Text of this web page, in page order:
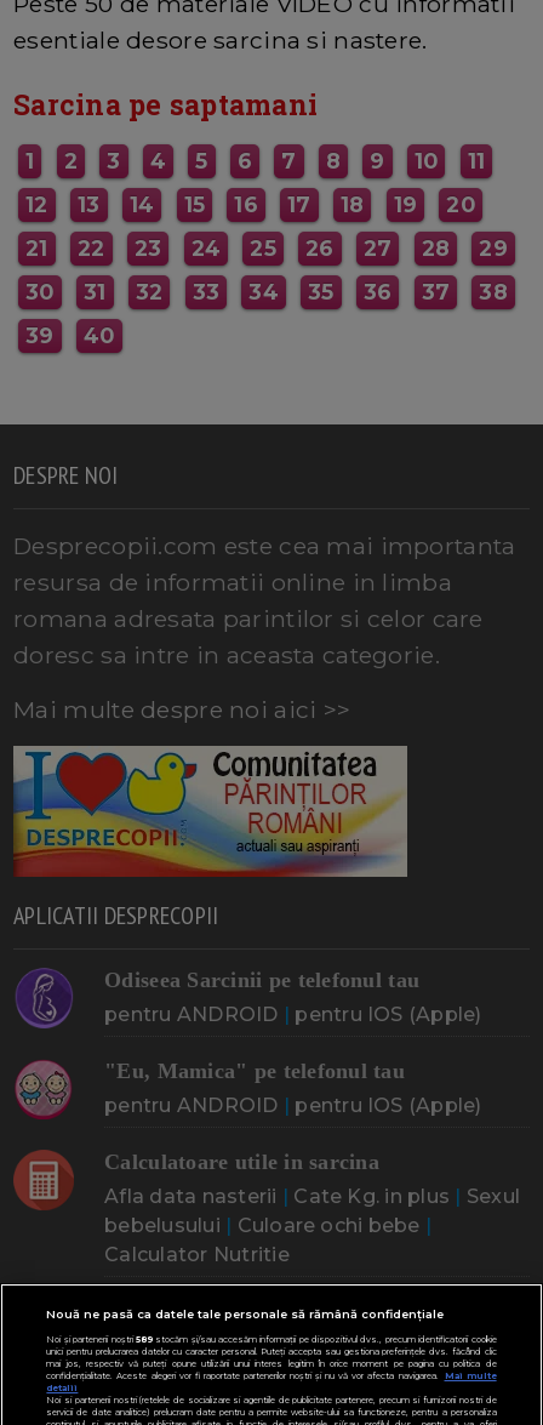
esentiale desore sarcina si nastere.
Sarcina pe saptamani
1 2 3 4 5 6 7 8 9 10
11
12
13 14 15 16 17 18 19
20
21
22 23 24 25 26 27 28
29
30
31 32 33 34 35 36 37
38
39
40
DESPRE NOI
Desprecopii.com este cea mai importanta
resursa de informatii online in limba
romana adresata parintilor si celor care
doresc sa intre in aceasta categorie.
Mai multe despre noi aici >>
APLICATII DESPRECOPII
Odiseea Sarcinii pe telefonul tau
pentru ANDROID pentru IOS (Apple)
"Eu, Mamica" pe telefonul tau
pentru ANDROID pentru IOS (Apple)
Calculatoare utile in sarcina
Afla data nasterii Cate Kg. in plus
Sexul
bebelusului
Culoare ochi bebe
Calculator Nutritie
CINE ESTI? CE CAUTI?
Doresc un copil Adoptia Probleme cu sarcina
Urmeaza sa nasc Probleme alaptare Bebe plange Bebe febra
Nouă ne pasă ca datele tale personale să rămână confidențiale
Noi și partenerii noștri589stocăm și/sau accesăm informații pe dispozitivul dvs., precum identificatorii cookie
unici pentru prelucrarea datelor cu caracter personal. Puteți accepta sau gestiona preferințele dvs. făcând clic
mai jos, respectiv vă puteți opune utilizării unui interes legitim în orice moment pe pagina cu politica de
confidențialitate. Aceste alegeri vor fi raportate partenerilor noștri și nu vă vor afecta navigarea.
Mai multe
detalii
Noi si partenerii nostri (retelele de socializare si agentiile de publicitate partenere, precum si furnizorii nostri de
servicii de date analitice) prelucram date pentru a permite website-ului sa functioneze, pentru a personaliza